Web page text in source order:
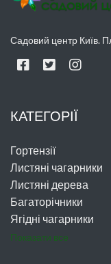
Садовий центр Київ.
КАТЕГОРІЇ
Гортензії
Листяні чагарники
Листяні дерева
Багаторічники
Ягідні чагарники
Показати все